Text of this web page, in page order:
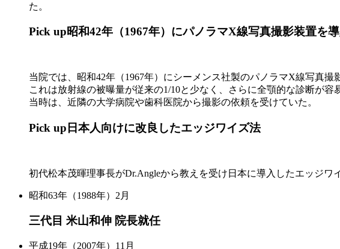
た。
Pick up昭和42年（1967年）にパノラマX線写真撮影装置を
当院では、昭和42年（1967年）にシーメンス社製のパノラマX線写真撮
これは放射線の被曝量が従来の1/10と少なく、さらに全顎的な診断が
当時は、近隣の大学病院や歯科医院から撮影の依頼を受けていた。
Pick up 日本人向けに改良したエッジワイズ法
初代松本茂暉理事長がDr.Angleから教えを受け日本に導入したエッジ
昭和63年（1988年）2月
三代目 米山和伸 院長就任
平成19年（2007年）11月